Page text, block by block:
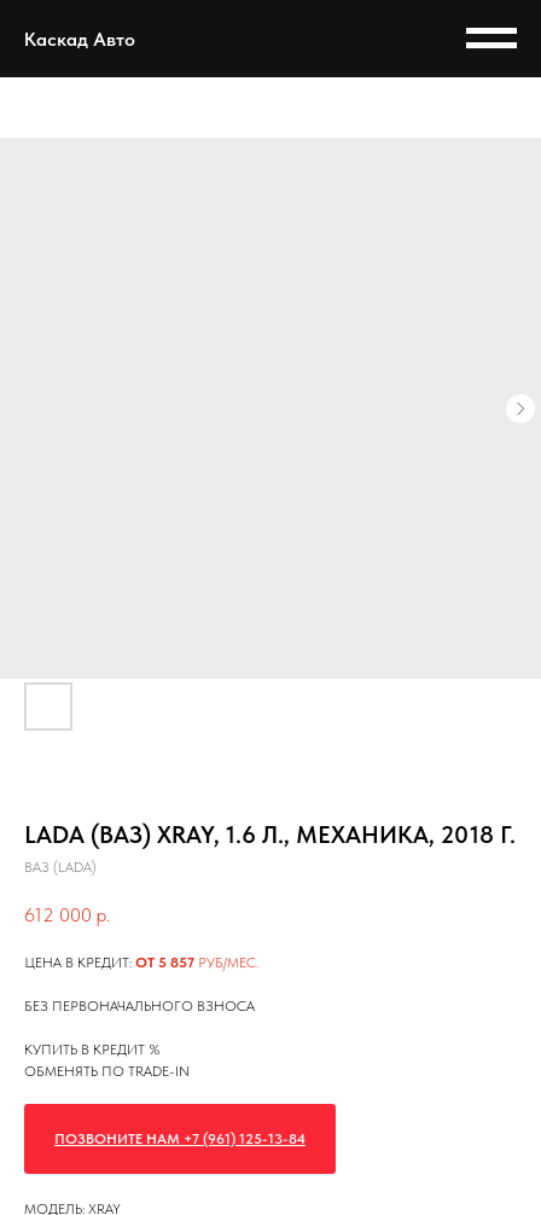
Каскад Авто
LADA (ВАЗ) XRAY, 1.6 Л., МЕХАНИКА, 2018 Г.
ВАЗ (LADA)
612 000 р.
ЦЕНА В КРЕДИТ: ОТ 5 857 РУБ/МЕС.
БЕЗ ПЕРВОНАЧАЛЬНОГО ВЗНОСА
КУПИТЬ В КРЕДИТ %
ОБМЕНЯТЬ ПО TRADE-IN
ПОЗВОНИТЕ НАМ +7 (961) 125-13-84
МОДЕЛЬ: XRAY